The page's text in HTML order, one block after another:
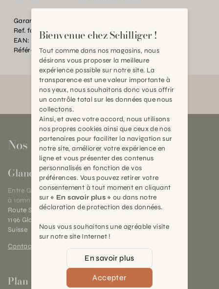
Garantie:
Ref. fournisseur:
T/240 IM
EAN:
2000000299796
Référence:
TC.P08413.0000.BR03.0000
Nos magasins
Gland
Entre Genève et Lausanne,
à 10mn de Nyon
Route Suisse 40
1196 Gland (VD)
Suisse
Contact et horaires
Plan-les-Ouates
Bienvenue chez Schilliger !
Tout comme dans nos magasins, nous
désirons vous proposer la meilleure
expérience possible sur notre site. La
transparence est une valeur importante à
nos yeux, nous souhaitons donc vous offrir
un contrôle total sur les données que nous
collectons.
Ainsi, et avec votre accord, nous utilisons
nos propres cookies ainsi que ceux de nos
partenaires pour faciliter la navigation sur
notre site, améliorer votre expérience en
ligne et vous présenter des contenus
personnalisés en fonction de vos
préférences. Vous pouvez retirer votre
consentement à tout moment en cliquant
sur « En savoir plus » ou dans notre
déclaration de protection des données.
Nous vous souhaitons une agréable visite
sur notre site Internet !
En savoir plus
Accepter